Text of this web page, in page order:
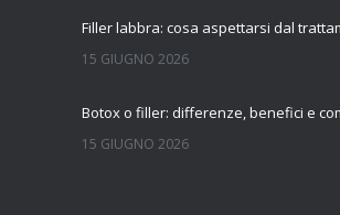
Filler labbra: cosa aspettarsi dal
15 GIUGNO 2026
15 GIUGNO 2026